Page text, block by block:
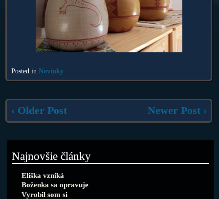
Posted in Novinky
‹ Older Post Newer Post ›
Najnovšie články
Eliška vzniká
Boženka sa opravuje
Vyrobil som si